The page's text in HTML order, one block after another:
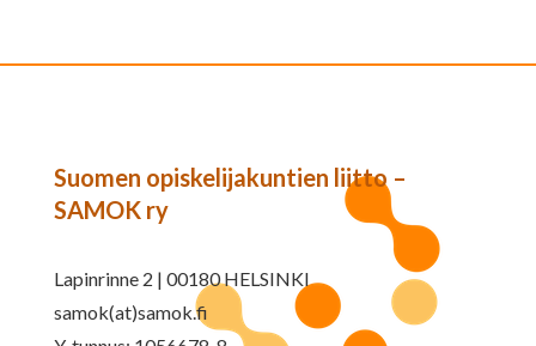
Suomen opiskelijakuntien liitto –
SAMOK ry
Lapinrinne 2 | 00180 HELSINKI
samok(at)samok.fi